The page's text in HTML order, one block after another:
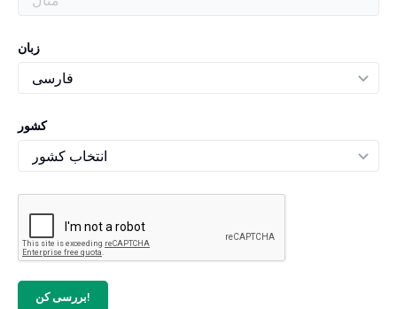
زبان
کشور
بررسی کن!